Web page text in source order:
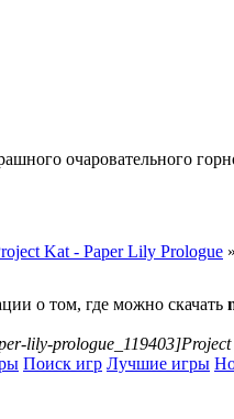
очаровательного
Kat - Paper Lily Prologue »
о том, где можно скачать
lily-
Поиск игр Лучшие игры